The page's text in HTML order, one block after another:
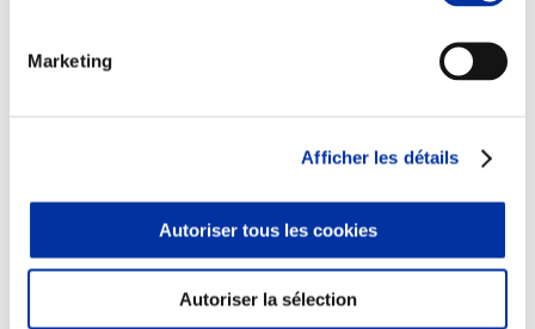
Marketing
Afficher les détails
Autoriser tous les cookies
Autoriser la sélection
Consommation
Sécurité sanitaire
Juste rémunération et attractivité des métiers
Info-veille scientifique